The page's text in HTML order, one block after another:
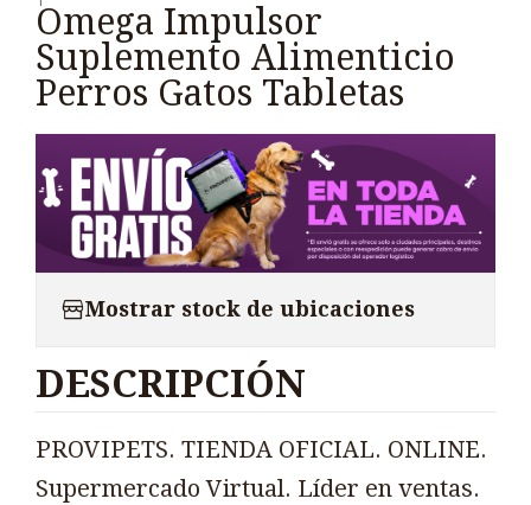
Omega Impulsor
Suplemento Alimenticio
Perros Gatos Tabletas
Mostrar stock de ubicaciones
DESCRIPCIÓN
PROVIPETS. TIENDA OFICIAL. ONLINE.
Supermercado Virtual. Líder en ventas.